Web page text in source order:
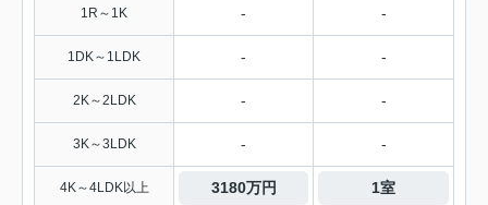
1R～1K - -
1DK～1LDK - -
2K～2LDK - -
3K～3LDK - -
4K～4LDK以上 3180万円 1室